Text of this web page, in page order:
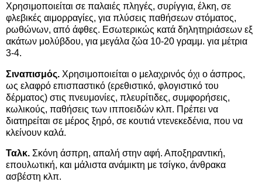
Χρησιμοποιείται σε παλαιές πληγές, συρίγγια, έλκη, σε
φλεβικές αιμορραγίες, για πλύσεις παθήσεων στόματος,
ρωθώνων, από άφθες. Εσωτερικώς κατά δηλητηριάσεων εξ
ακάτων μολύβδου, για μεγάλα ζώα 10-20 γραμμ. για μέτρια
3-4.
Σιναπισμός. Χρησιμοποιείται ο μελαχρινός όχι ο άσπρος,
ως ελαφρό επισπαστικό (ερεθιστικό, φλογιστικό του
δέρματος) στις πνευμονίες, πλευρίτιδες, συμφορήσεις,
κωλικούς, παθήσεις των ιπποειδών κλπ. Πρέπει να
διατηρείται σε μέρος ξηρό, σε κουτιά ντενεκεδένια, που να
κλείνουν καλά.
Ταλκ. Σκόνη άσπρη, απαλή στην αφή. Αποξηραντική,
επουλωτική, και μάλιστα ανάμικτη με τσίγκο, άνθρακα
ασβέστη κλπ.